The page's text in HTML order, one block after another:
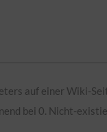
auf einer Wiki-
bei 0. Nicht-